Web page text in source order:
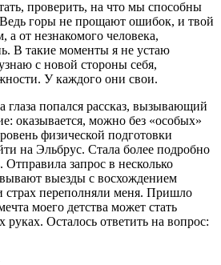
проверить, на что мы способны
горы не прощают ошибок, и твой
а от незнакомого человека,
В такие моменты я не устаю
с новой стороны себя,
У каждого они свои.
глаза попался рассказ, вызывающий
оказывается, можно без «особых»
физической подготовки
на Эльбрус. Стала более подробно
Отправила запрос в несколько
выезды с восхождением
страх переполняли меня. Пришло
моего детства может стать
Осталось ответить на вопрос: